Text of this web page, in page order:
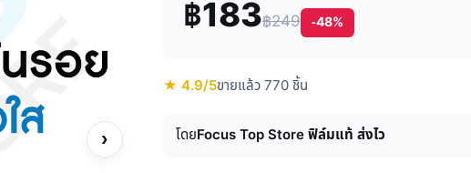
›
฿183฿249 -48%
★ 4.9/5ขายแล้ว 770 ชิ้น
โดยFocus Top Store ฟิล์มแท้ ส่งไว